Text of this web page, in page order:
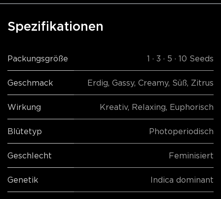
Spezifikationen
Packungsgröße 1 · 3 · 5 · 10 Seeds
Geschmack Erdig, Gassy, Creamy, Süß, Zitrus
Wirkung Kreativ, Relaxing, Euphorisch
Blütetyp Photoperiodisch
Geschlecht Feminisiert
Genetik Indica dominant